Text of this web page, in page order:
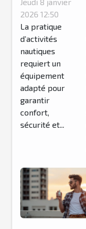
pour
activités
nautiques
?
Jeudi 8 janvier
2026 12:50
La pratique
d’activités
nautiques
requiert un
équipement
adapté pour
garantir
confort,
sécurité et...